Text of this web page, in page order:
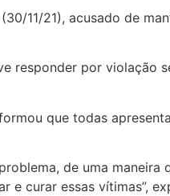
11/21), acusado de
responder por violação
que todas
de uma maneira
e curar essas vítimas”,